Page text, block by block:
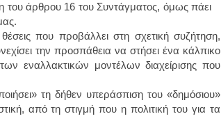
του άρθρου 16 του Συντάγματος, όμως πάει
που προβάλλει στη σχετική συζήτηση,
την προσπάθεια να στήσει ένα κάλπικο
εναλλακτικών μοντέλων διαχείρισης που
τη δήθεν υπεράσπιση του «δημόσιου»
από τη στιγμή που η πολιτική του για τα